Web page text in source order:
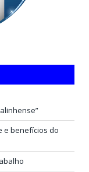
e benefícios do